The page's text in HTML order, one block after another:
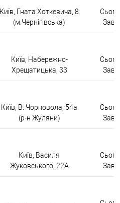
Київ, Гната Хоткевича, 8
(м.Чернігівська)
Київ, Набережно-
Хрещатицька, 33
Київ, В. Чорновола, 54а
(р-н Жуляни)
Київ, Василя
Жуковського, 22А